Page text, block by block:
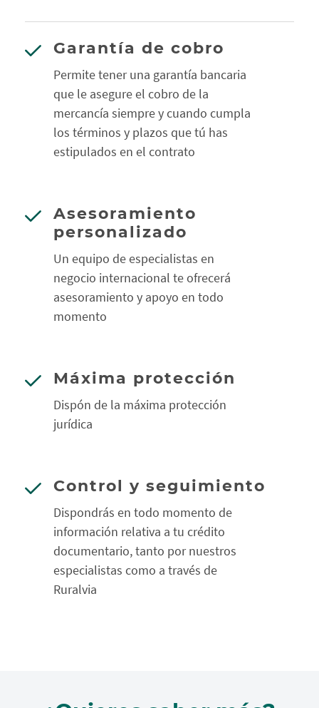
Garantía de cobro
Permite tener una garantía bancaria
que le asegure el cobro de la
mercancía siempre y cuando cumpla
los términos y plazos que tú has
estipulados en el contrato
Asesoramiento
personalizado
Un equipo de especialistas en
negocio internacional te ofrecerá
asesoramiento y apoyo en todo
momento
Máxima protección
Dispón de la máxima protección
jurídica
Control y seguimiento
Dispondrás en todo momento de
información relativa a tu crédito
documentario, tanto por nuestros
especialistas como a través de
Ruralvia